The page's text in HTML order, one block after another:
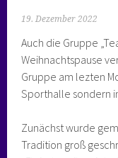
19. Dezember 2022
Auch die Gruppe
Weihnachtspause
Gruppe am lezten
Sporthalle sondern
Zunächst wurde
Tradition groß